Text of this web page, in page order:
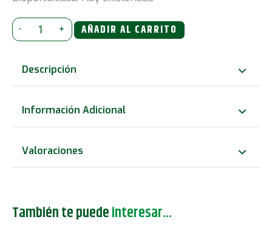
-
Incienso
de
purificación
+ AÑADIR AL CARRITO
Descripción
Información Adicional
Valoraciones
También te puedeinteresar...